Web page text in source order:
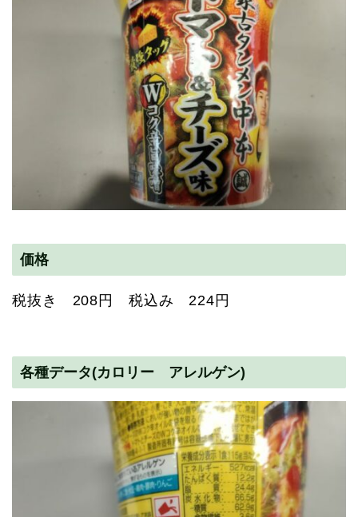
価格
税抜き 208円 税込み 224円
各種データ(カロリー アレルゲン)